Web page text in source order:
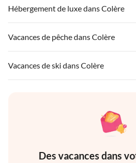
Hébergement de luxe dans Colère
Vacances de pêche dans Colère
Vacances de ski dans Colère
Des vacances dans